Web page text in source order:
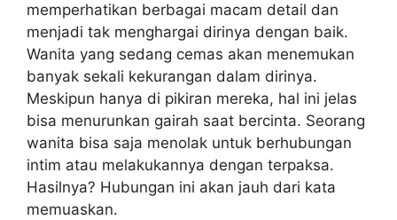
memperhatikan berbagai macam detail dan
menjadi tak menghargai dirinya dengan baik.
Wanita yang sedang cemas akan menemukan
banyak sekali kekurangan dalam dirinya.
Meskipun hanya di pikiran mereka, hal ini jelas
bisa menurunkan gairah saat bercinta. Seorang
wanita bisa saja menolak untuk berhubungan
intim atau melakukannya dengan terpaksa.
Hasilnya? Hubungan ini akan jauh dari kata
memuaskan.